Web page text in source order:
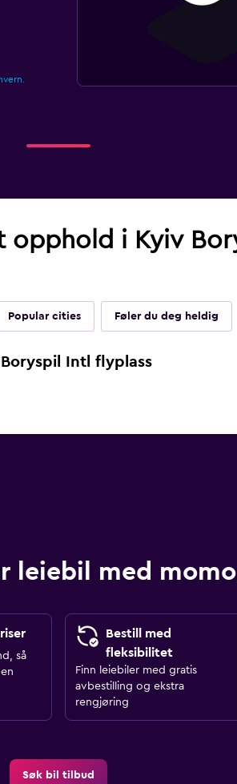
opphold i Kyiv
Popular cities Føler du deg heldig
Intl flyplass
leiebil med
så
Bestill med
fleksibilitet
Finn leiebiler med gratis
avbestilling og ekstra
rengjøring
Søk bil tilbud